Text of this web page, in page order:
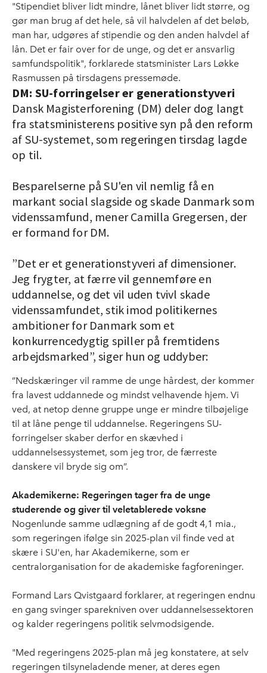
"Stipendiet bliver lidt mindre, lånet bliver lidt større, og
gør man brug af det hele, så vil halvdelen af det beløb,
man har, udgøres af stipendie og den anden halvdel af
lån. Det er fair over for de unge, og det er ansvarlig
samfundspolitik", forklarede statsminister Lars Løkke
Rasmussen på tirsdagens pressemøde.
DM: SU-forringelser er generationstyveri
Dansk Magisterforening (DM) deler dog langt
fra statsministerens positive syn på den reform
af SU-systemet, som regeringen tirsdag lagde
op til.
Besparelserne på SU'en vil nemlig få en
markant social slagside og skade Danmark som
videnssamfund, mener Camilla Gregersen, der
er formand for DM.
”Det er et generationstyveri af dimensioner.
Jeg frygter, at færre vil gennemføre en
uddannelse, og det vil uden tvivl skade
videnssamfundet, stik imod politikernes
ambitioner for Danmark som et
konkurrencedygtig spiller på fremtidens
arbejdsmarked”, siger hun og uddyber:
”Nedskæringer vil ramme de unge hårdest, der kommer
fra lavest uddannede og mindst velhavende hjem. Vi
ved, at netop denne gruppe unge er mindre tilbøjelige
til at låne penge til uddannelse. Regeringens SU-
forringelser skaber derfor en skævhed i
uddannelsessystemet, som jeg tror, de færreste
danskere vil bryde sig om”.
Akademikerne: Regeringen tager fra de unge
studerende og giver til veletablerede voksne
Nogenlunde samme udlægning af de godt 4,1 mia.,
som regeringen ifølge sin 2025-plan vil finde ved at
skære i SU'en, har Akademikerne, som er
centralorganisation for de akademiske fagforeninger.
Formand Lars Qvistgaard forklarer, at regeringen endnu
en gang svinger sparekniven over uddannelsessektoren
og kalder regeringens politik selvmodsigende.
"Med regeringens 2025-plan må jeg konstatere, at selv
regeringen tilsyneladende mener, at deres egen